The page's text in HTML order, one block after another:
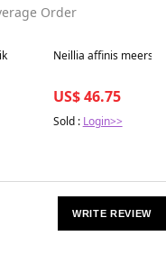
Order
Best in 7 days
Neillia affinis
US$ 46.75
Sold : Login>>
WRITE REVIEW